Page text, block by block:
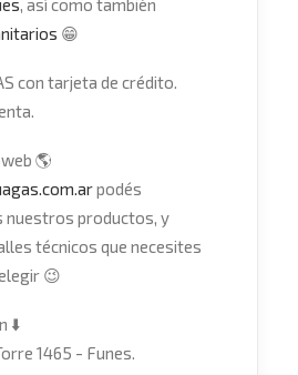
, así como también
😁
con tarjeta de crédito.
🌎
podés
nuestros productos, y
técnicos que necesites
😉
⬇️
1465 - Funes.